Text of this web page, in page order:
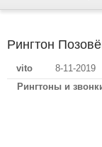
Рингтон
vito 8-11-2019
Рингтоны и